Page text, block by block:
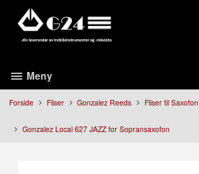
innholdet
Meny
Forside Fliser Gonzalez Reeds Fliser til Saxofon
Gonzalez Local 627 JAZZ for Sopransaxofon